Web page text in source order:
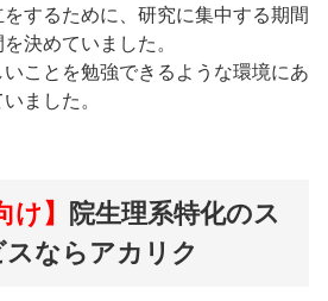
するために、研究に集中する期間
決めていました。
ことを勉強できるような環境にあ
ました。
け】
院生理系特化のス
ならアカリク